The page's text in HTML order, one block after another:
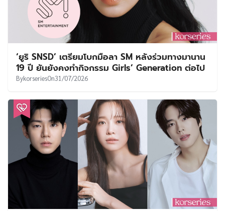
‘ยูริ SNSD’ เตรียมโบกมือลา SM หลังร่วมทางมานาน
19 ปี ยันยังคงทำกิจกรรม Girls’ Generation ต่อไป
BykorseriesOn31/07/2026